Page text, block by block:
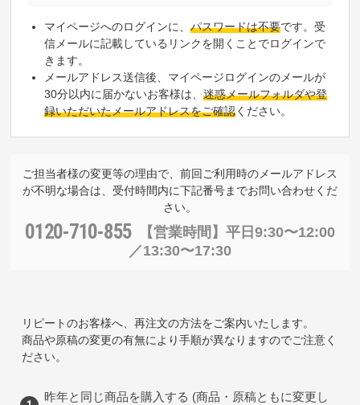
マイページへのログインに、パスワードは不要です。受
信メールに記載しているリンクを開くことでログインで
きます。
メールアドレス送信後、マイページログインのメールが
30分以内に届かないお客様は、迷惑メールフォルダや登
録いただいたメールアドレスをご確認ください。
ご担当者様の変更等の理由で、前回ご利用時のメールアドレス
が不明な場合は、受付時間内に下記番号までお問い合わせくだ
さい。
0120-710-855 【営業時間】 平日9:30〜12:00
／13:30〜17:30
リピートのお客様へ、再注文の方法をご案内いたします。
商品や原稿の変更の有無により手順が異なりますのでご注意く
ださい。
昨年と同じ商品を購入する (商品・原稿ともに変更し